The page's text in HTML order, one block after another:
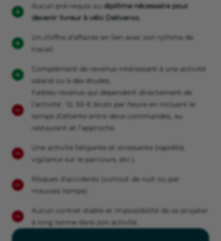
Aucun pré-requis ou diplôme nécessaire pour
devenir livreur à vélo Deliveroo
Un chiffre d’affaires en lien avec son rythme de
travail.
Complément de revenus intéressant à une activité
salarié ou à des études.
Faibles revenus qui dépendent directement de
l’activité : 12, 50 € bruts par heure en incluant le
temps d’attente entre deux commandes, au
restaurant et l’approche.
Une activité fatigante et stressante (rapidité,
vigilance sur le parcours, etc.).
Risques d’accidents (surtout de nuit ou par
mauvais temps).
Aucun contrat stable et impossibilité de se projeter
à long terme dans son activité.